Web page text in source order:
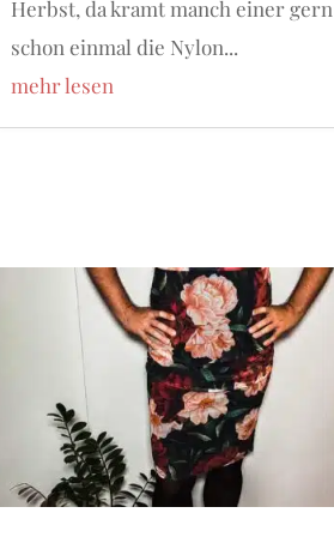
Herbst, da kramt manch einer gern
schon einmal die Nylon...
mehr lesen